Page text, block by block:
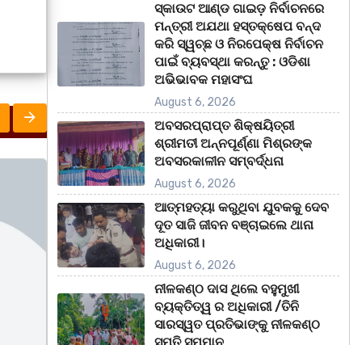
ରାଜ୍ୟ
ସ୍କାଉଟ ଆଣ୍ଡ ଗାଇଡ଼ ନିର୍ବାଚନରେ
ମନ୍ତ୍ରୀ ଅଯଥା ହସ୍ତକ୍ଷେପ ବନ୍ଦ
କରି ସ୍ୱଚ୍ଛ ଓ ନିରପେକ୍ଷ ନିର୍ବାଚନ
ପାଇଁ ବ୍ୟବସ୍ଥା କରନ୍ତୁ : ଓଡିଶା
ଅଭିଭାବକ ମହାସଂଘ
August 6, 2026
ଅବସରପ୍ରାପ୍ତ ଶିକ୍ଷୟିତ୍ରୀ
ଶ୍ରୀମତୀ ଅନ୍ନପୂର୍ଣ୍ଣା ମିଶ୍ରଙ୍କ
ଅବସରକାଳୀନ ସମ୍ବର୍ଦ୍ଧନା
August 6, 2026
ଆତ୍ମହତ୍ୟା କରୁଥିବା ଯୁବକକୁ ଦେବ
ଦୂତ ସାଜି ଜୀବନ ବଞ୍ଚାଇଲେ ଥାନା
ଅଧିକାରୀ।
August 6, 2026
ନୀଳକଣ୍ଠ ଦାସ ଥିଲେ ବହୁମୁଖୀ
ବ୍ୟକ୍ତିତ୍ୱ ର ଅଧିକାରୀ /ତିନି
ସାରସ୍ୱତ ପ୍ରତିଭାଙ୍କୁ ନୀଳକଣ୍ଠ